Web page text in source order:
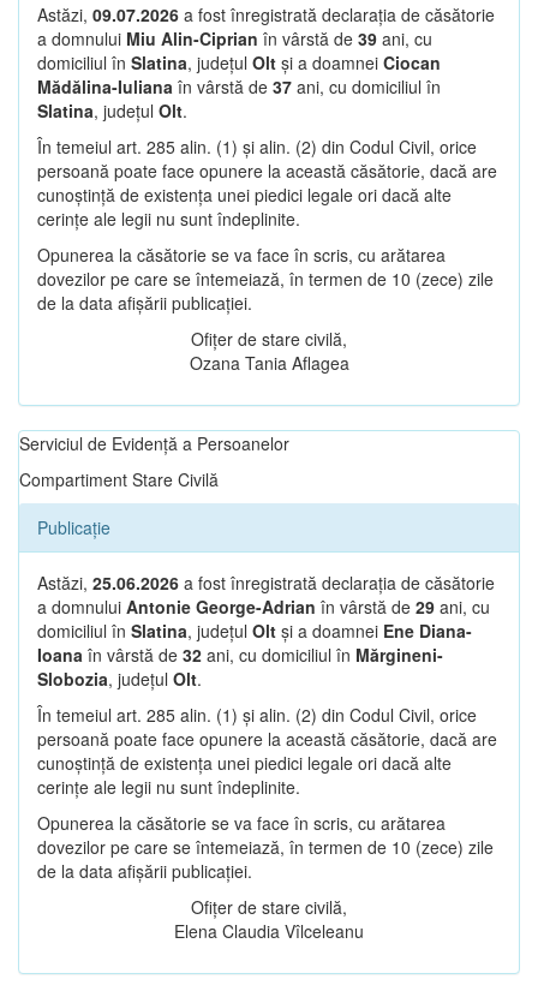
Astăzi, 09.07.2026 a fost înregistrată declarația de căsătorie
a domnului Miu Alin-Ciprian în vârstă de 39 ani, cu
domiciliul în Slatina, județul Olt și a doamnei Ciocan
Mădălina-Iuliana în vârstă de 37 ani, cu domiciliul în
Slatina, județul Olt.
În temeiul art. 285 alin. (1) și alin. (2) din Codul Civil, orice
persoană poate face opunere la această căsătorie, dacă are
cunoștință de existența unei piedici legale ori dacă alte
cerințe ale legii nu sunt îndeplinite.
Opunerea la căsătorie se va face în scris, cu arătarea
dovezilor pe care se întemeiază, în termen de 10 (zece) zile
de la data afișării publicației.
Ofițer de stare civilă,
Ozana Tania Aflagea
Serviciul de Evidență a Persoanelor
Compartiment Stare Civilă
Publicație
Astăzi, 25.06.2026 a fost înregistrată declarația de căsătorie
a domnului Antonie George-Adrian în vârstă de 29 ani, cu
domiciliul în Slatina, județul Olt și a doamnei Ene Diana-
Ioana în vârstă de 32 ani, cu domiciliul în Mărgineni-
Slobozia, județul Olt.
În temeiul art. 285 alin. (1) și alin. (2) din Codul Civil, orice
persoană poate face opunere la această căsătorie, dacă are
cunoștință de existența unei piedici legale ori dacă alte
cerințe ale legii nu sunt îndeplinite.
Opunerea la căsătorie se va face în scris, cu arătarea
dovezilor pe care se întemeiază, în termen de 10 (zece) zile
de la data afișării publicației.
Ofițer de stare civilă,
Elena Claudia Vîlceleanu